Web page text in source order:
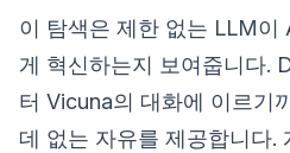
이 탐색은 제한 없는 LLM이
게 혁신하는지 보여줍니다.
터 Vicuna의 대화에 이르기
데 없는 자유를 제공합니다.